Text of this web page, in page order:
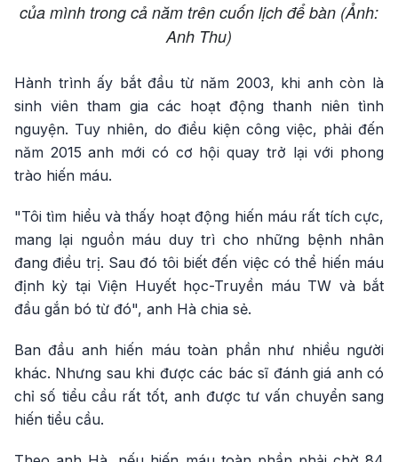
của mình trong cả năm trên cuốn lịch để bàn (Ảnh:
Anh Thu)
Hành trình ấy bắt đầu từ năm 2003, khi anh còn là
sinh viên tham gia các hoạt động thanh niên tình
nguyện. Tuy nhiên, do điều kiện công việc, phải đến
năm 2015 anh mới có cơ hội quay trở lại với phong
trào hiến máu.
"Tôi tìm hiểu và thấy hoạt động hiến máu rất tích cực,
mang lại nguồn máu duy trì cho những bệnh nhân
đang điều trị. Sau đó tôi biết đến việc có thể hiến máu
định kỳ tại Viện Huyết học-Truyền máu TW và bắt
đầu gắn bó từ đó", anh Hà chia sẻ.
Ban đầu anh hiến máu toàn phần như nhiều người
khác. Nhưng sau khi được các bác sĩ đánh giá anh có
chỉ số tiểu cầu rất tốt, anh được tư vấn chuyển sang
hiến tiểu cầu.